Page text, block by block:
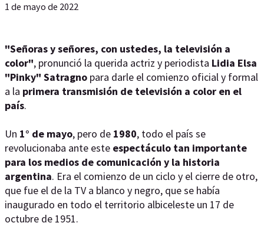
1 de mayo de 2022
"Señoras y señores, con ustedes, la televisión a
color", pronunció la querida actriz y periodista Lidia Elsa
"Pinky" Satragno para darle el comienzo oficial y formal
a la primera transmisión de televisión a color en el
país.
Un 1° de mayo, pero de 1980, todo el país se
revolucionaba ante este espectáculo tan importante
para los medios de comunicación y la historia
argentina. Era el comienzo de un ciclo y el cierre de otro,
que fue el de la TV a blanco y negro, que se había
inaugurado en todo el territorio albiceleste un 17 de
octubre de 1951.